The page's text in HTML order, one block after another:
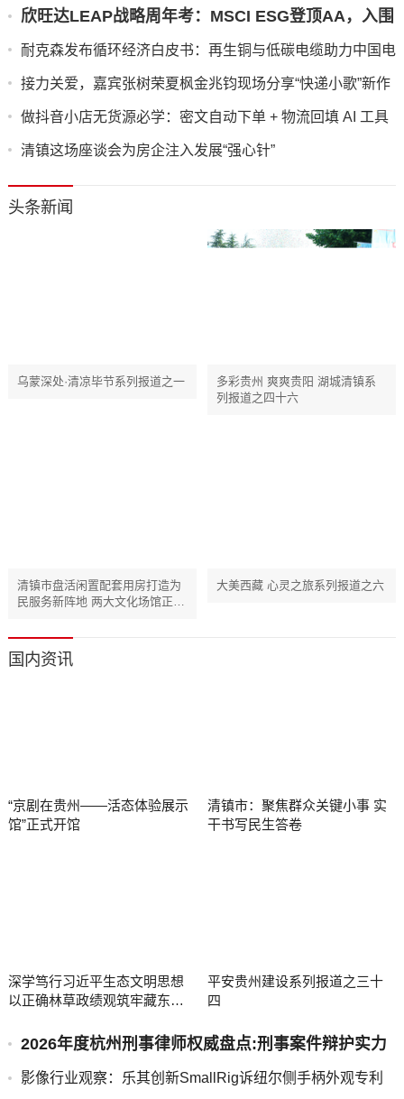
欣旺达LEAP战略周年考：MSCI ESG登顶AA，入围
Edie国际大奖
耐克森发布循环经济白皮书：再生铜与低碳电缆助力中国电
气化发展
接力关爱，嘉宾张树荣夏枫金兆钧现场分享“快递小歌”新作
品
做抖音小店无货源必学：密文自动下单 + 物流回填 AI 工具
使用指南
清镇这场座谈会为房企注入发展“强心针”
头条新闻
乌蒙深处·清凉毕节系列报道之一
多彩贵州 爽爽贵阳 湖城清镇系
列报道之四十六
清镇市盘活闲置配套用房打造为
民服务新阵地 两大文化场馆正式
大美西藏 心灵之旅系列报道之六
国内资讯
“京剧在贵州——活态体验展示
馆”正式开馆
清镇市：聚焦群众关键小事 实
干书写民生答卷
深学笃行习近平生态文明思想
以正确林草政绩观筑牢藏东高
平安贵州建设系列报道之三十
四
2026年度杭州刑事律师权威盘点:刑事案件辩护实力
深度解析
影像行业观察：乐其创新SmallRig诉纽尔侧手柄外观专利